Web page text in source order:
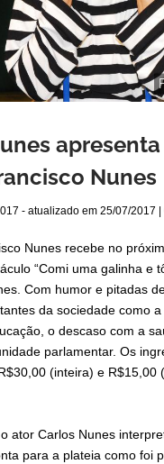
Nunes
- atualizado em 25/07/2017 |
Nunes recebe no
“Comi uma galinha e
Com humor e pitadas
da sociedade como
o descaso com a
parlamentar. Os
(inteira) e R$15,00
ator Carlos Nunes
para a plateia como foi